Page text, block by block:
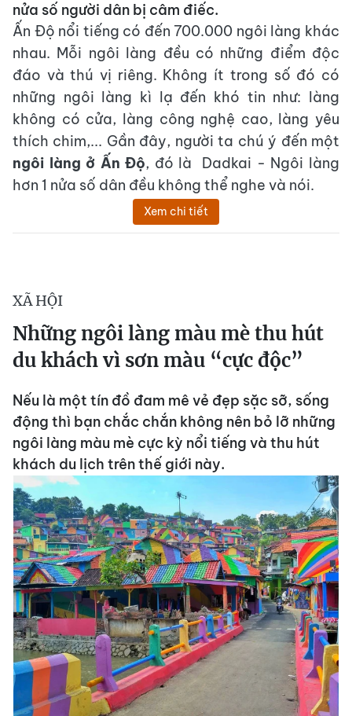
nửa số người dân bị câm điếc.
Ấn Độ nổi tiếng có đến 700.000 ngôi làng khác
nhau. Mỗi ngôi làng đều có những điểm độc
đáo và thú vị riêng. Không ít trong số đó có
những ngôi làng kì lạ đến khó tin như: làng
không có cửa, làng công nghệ cao, làng yêu
thích chim,... Gần đây, người ta chú ý đến một
ngôi làng ở Ấn Độ, đó là Dadkai - Ngôi làng
hơn 1 nửa số dân đều không thể nghe và nói.
Xem chi tiết
XÃ HỘI
Những ngôi làng màu mè thu hút
du khách vì sơn màu “cực độc”
Nếu là một tín đồ đam mê vẻ đẹp sặc sỡ, sống
động thì bạn chắc chắn không nên bỏ lỡ những
ngôi làng màu mè cực kỳ nổi tiếng và thu hút
khách du lịch trên thế giới này.